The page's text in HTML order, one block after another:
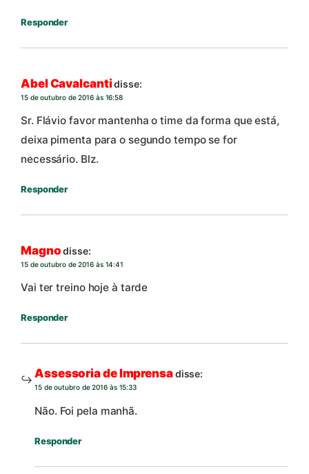
Responder
Abel Cavalcantidisse:
15 de outubro de 2016 às 16:58
Sr. Flávio favor mantenha o time da forma que está,
deixa pimenta para o segundo tempo se for
necessário. Blz.
Responder
Magno disse:
15 de outubro de 2016 às 14:41
Vai ter treino hoje à tarde
Responder
Assessoria de Imprensadisse:
15 de outubro de 2016 às 15:33
Não. Foi pela manhã.
Responder